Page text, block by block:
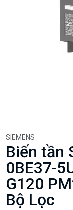
SIEMENS
Biến tần
0BE37-
G120
Bộ Lọc